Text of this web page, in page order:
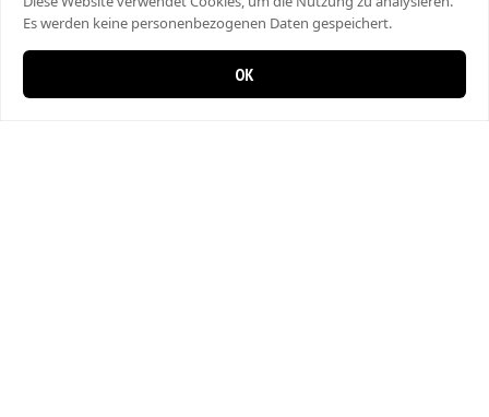
Es werden keine personenbezogenen Daten gespeichert.
OK